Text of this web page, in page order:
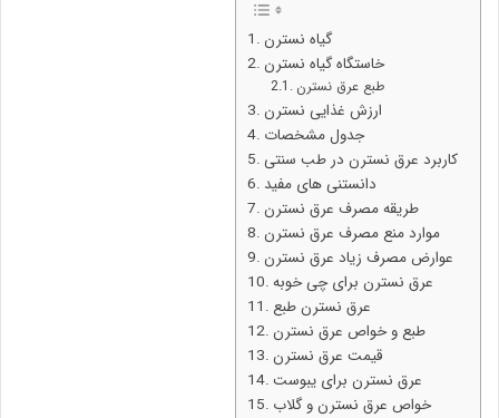
گیاه نسترن
خاستگاه گیاه نسترن
طبع عرق نسترن
ارزش غذایی نسترن
جدول مشخصات
کاربرد عرق نسترن در طب سنتی
دانستنی‌ های مفید
طریقه مصرف عرق نسترن
موارد منع مصرف عرق نسترن
عوارض مصرف زیاد عرق نسترن
عرق نسترن برای چی خوبه
عرق نسترن طبع
طبع و خواص عرق نسترن
قیمت عرق نسترن
عرق نسترن برای یبوست
خواص عرق نسترن و گلاب